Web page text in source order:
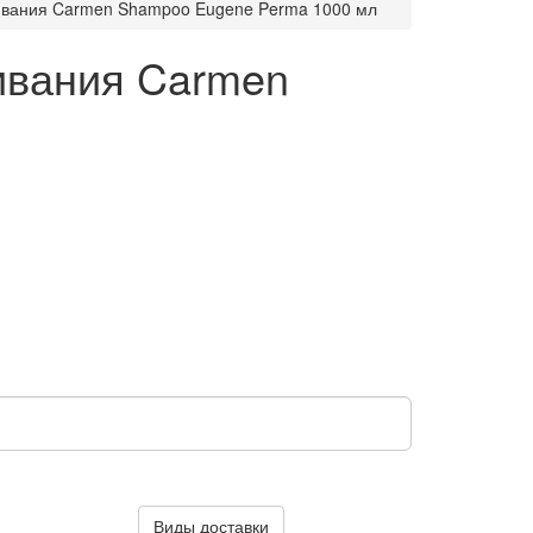
Carmen Shampoo Eugene Perma 1000 мл
Carmen
Виды доставки